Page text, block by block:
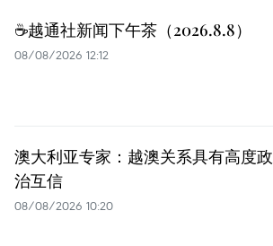
☕️越通社新闻下午茶（2026.8.8）
08/08/2026 12:12
澳大利亚专家：越澳关系具有高度政
治互信
08/08/2026 10:20